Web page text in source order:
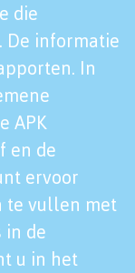
die
De informatie
In
APK
en de
ervoor
te vullen met
in de
u in het